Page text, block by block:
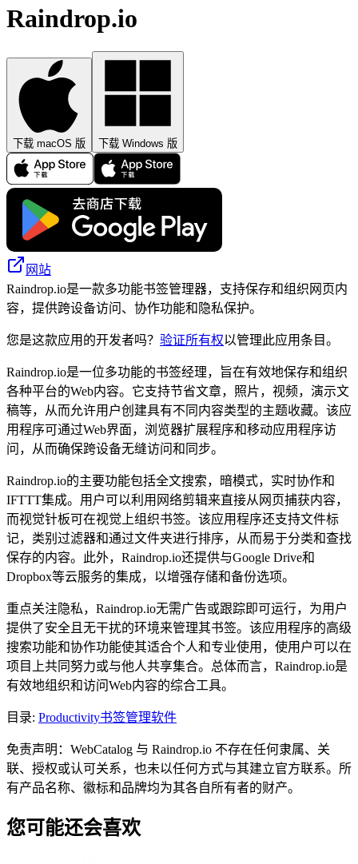
Raindrop.io
下载 macOS 版 下载 Windows 版
网站
Raindrop.io是一款多功能书签管理器，支持保存和组织网页内
容，提供跨设备访问、协作功能和隐私保护。
您是这款应用的开发者吗？ 验证所有权以管理此应用条目。
Raindrop.io是一位多功能的书签经理，旨在有效地保存和组织
各种平台的Web内容。它支持节省文章，照片，视频，演示文
稿等，从而允许用户创建具有不同内容类型的主题收藏。该应
用程序可通过Web界面，浏览器扩展程序和移动应用程序访
问，从而确保跨设备无缝访问和同步。
Raindrop.io的主要功能包括全文搜索，暗模式，实时协作和
IFTTT集成。用户可以利用网络剪辑来直接从网页捕获内容，
而视觉针板可在视觉上组织书签。该应用程序还支持文件标
记，类别过滤器和通过文件夹进行排序，从而易于分类和查找
保存的内容。此外，Raindrop.io还提供与Google Drive和
Dropbox等云服务的集成，以增强存储和备份选项。
重点关注隐私，Raindrop.io无需广告或跟踪即可运行，为用户
提供了安全且无干扰的环境来管理其书签。该应用程序的高级
搜索功能和协作功能使其适合个人和专业使用，使用户可以在
项目上共同努力或与他人共享集合。总体而言，Raindrop.io是
有效地组织和访问Web内容的综合工具。
目录: Productivity书签管理软件
免责声明：WebCatalog 与 Raindrop.io 不存在任何隶属、关
联、授权或认可关系，也未以任何方式与其建立官方联系。所
有产品名称、徽标和品牌均为其各自所有者的财产。
您可能还会喜欢